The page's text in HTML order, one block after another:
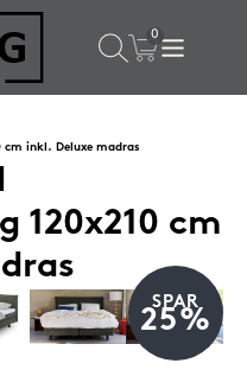
cm inkl. Deluxe madras
120x210 cm
SPAR
25%